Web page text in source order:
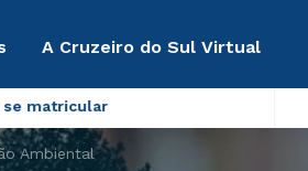
A Cruzeiro do Sul Virtual
se matricular
Ambiental